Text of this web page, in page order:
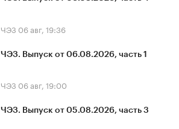
ЧЭЗ 06 авг, 19:36
ЧЭЗ. Выпуск от 06.08.2026, часть 1
ЧЭЗ 06 авг, 19:00
ЧЭЗ. Выпуск от 05.08.2026, часть 3